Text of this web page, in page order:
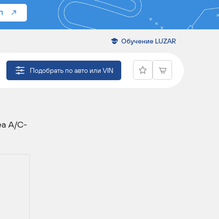
Обучение LUZAR
Подобрать по авто или VIN
A/C-